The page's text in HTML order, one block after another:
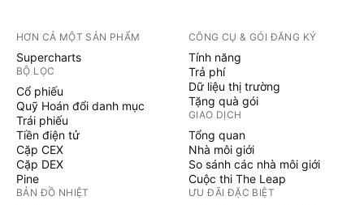
HƠN CẢ MỘT SẢN PHẨM
Supercharts
BỘ LỌC
Cổ phiếu
Quỹ Hoán đổi danh mục
Trái phiếu
Tiền điện tử
Cặp CEX
Cặp DEX
Pine
BẢN ĐỒ NHIỆT
CÔNG CỤ & GÓI ĐĂNG KÝ
Tính năng
Trả phí
Dữ liệu thị trường
Tặng quà gói
GIAO DỊCH
Tổng quan
Nhà môi giới
So sánh các nhà môi giới
Cuộc thi The Leap
ƯU ĐÃI ĐẶC BIỆT